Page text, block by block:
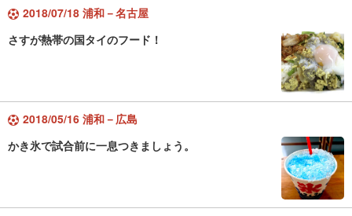
2018/07/18 浦和－名古屋
さすが熱帯の国タイのフード！
2018/05/16 浦和－広島
かき氷で試合前に一息つきましょう。